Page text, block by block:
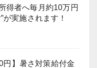
得者へ毎月約10万円
が実施されます！
円】暑さ対策給付金